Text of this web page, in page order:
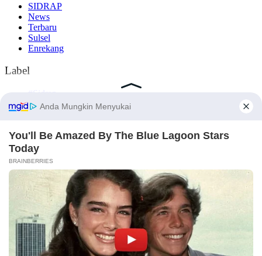
SIDRAP
News
Terbaru
Sulsel
Enrekang
Label
#Makassar
#Barru
Komentar Terbaru